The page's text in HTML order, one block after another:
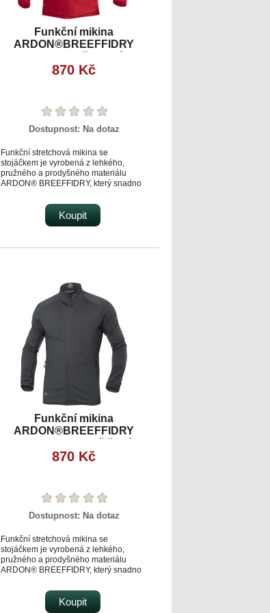
Funkční mikina
ARDON®BREEFFIDRY
870 Kč
Dostupnost: Na dotaz
Funkční stretchová mikina se
stojáčkem je vyrobená z lehkého,
pružného a prodyšného materiálu
ARDON® BREEFFIDRY, který snadno
Vnitřní strana je počesaná, příjemná na
Díky stojáčku udrží krk v teple, navíc je
vybavena dvěma spodními zipovými
Mikina se výborně přizpůsobí každému
pohybu díky ergonomickému štíhlému
střihu s předtvarovanými rukávy.
Je vhodná pro náročné pracovní
aktivity, sport i outdoor.
Koupit
Funkční mikina
ARDON®BREEFFIDRY
870 Kč
Dostupnost: Na dotaz
Funkční stretchová mikina se
stojáčkem je vyrobená z lehkého,
pružného a prodyšného materiálu
ARDON® BREEFFIDRY, který snadno
Vnitřní strana je počesaná, příjemná na
Koupit